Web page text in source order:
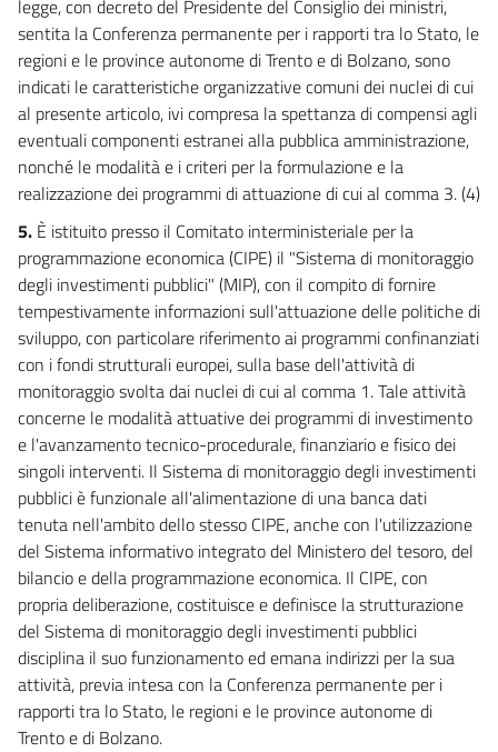
64
65
66
67
68
69
70
CAPO III
DISPOSIZIONI IN MATERIA DI TRATTAMENTO
DI FINE RAPPORTO
71
CAPO IV
DISPOSIZIONI FINALI
72
legge, con decreto del Presidente del Consiglio dei ministri,
sentita la Conferenza permanente per i rapporti tra lo Stato, le
regioni e le province autonome di Trento e di Bolzano, sono
indicati le caratteristiche organizzative comuni dei nuclei di cui
al presente articolo, ivi compresa la spettanza di compensi agli
eventuali componenti estranei alla pubblica amministrazione,
nonché le modalità e i criteri per la formulazione e la
realizzazione dei programmi di attuazione di cui al comma 3. (4)
5. È istituito presso il Comitato interministeriale per la
programmazione economica (CIPE) il "Sistema di monitoraggio
degli investimenti pubblici" (MIP), con il compito di fornire
tempestivamente informazioni sull'attuazione delle politiche di
sviluppo, con particolare riferimento ai programmi confinanziati
con i fondi strutturali europei, sulla base dell'attività di
monitoraggio svolta dai nuclei di cui al comma 1. Tale attività
concerne le modalità attuative dei programmi di investimento
e l'avanzamento tecnico-procedurale, finanziario e fisico dei
singoli interventi. Il Sistema di monitoraggio degli investimenti
pubblici è funzionale all'alimentazione di una banca dati
tenuta nell'ambito dello stesso CIPE, anche con l'utilizzazione
del Sistema informativo integrato del Ministero del tesoro, del
bilancio e della programmazione economica. Il CIPE, con
propria deliberazione, costituisce e definisce la strutturazione
del Sistema di monitoraggio degli investimenti pubblici
disciplina il suo funzionamento ed emana indirizzi per la sua
attività, previa intesa con la Conferenza permanente per i
rapporti tra lo Stato, le regioni e le province autonome di
Trento e di Bolzano.